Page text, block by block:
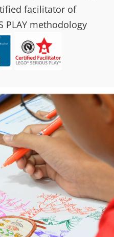
facilitator of
PLAY methodology